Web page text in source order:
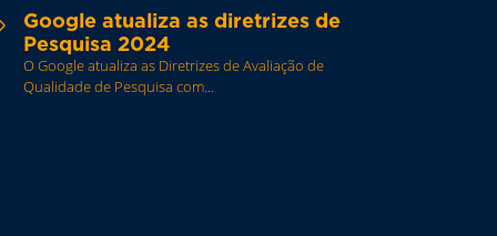
Google atualiza as diretrizes de
Pesquisa 2024
O Google atualiza as Diretrizes de Avaliação de
Qualidade de Pesquisa com...